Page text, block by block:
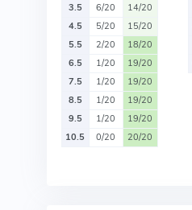
3.5
6/20
14/20
4.5
5/20
15/20
5.5
2/20
18/20
6.5
1/20
19/20
7.5
1/20
19/20
8.5
1/20
19/20
9.5
1/20
19/20
10.5
0/20 20/20